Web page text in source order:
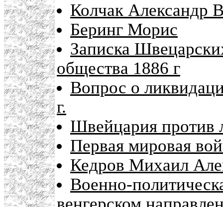
Колчак Александр
Беринг Морис
Записка
общества 1886 г
Вопрос о
г.
Швейцария против
Первая мировая
Кедров Михаил
Военно-